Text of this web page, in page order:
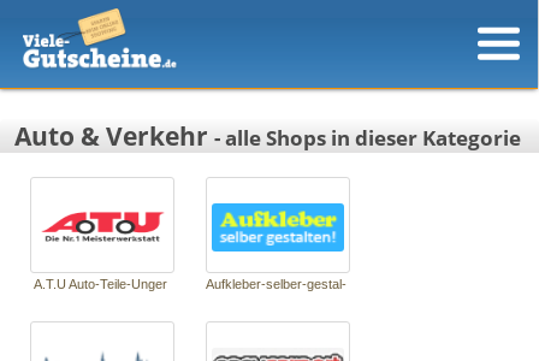
Auto & Verkehr- alle Shops in dieser Kategorie
A.T.U Auto-Tei­le-Un­ger
Aufkle­ber-sel­ber-gestal­